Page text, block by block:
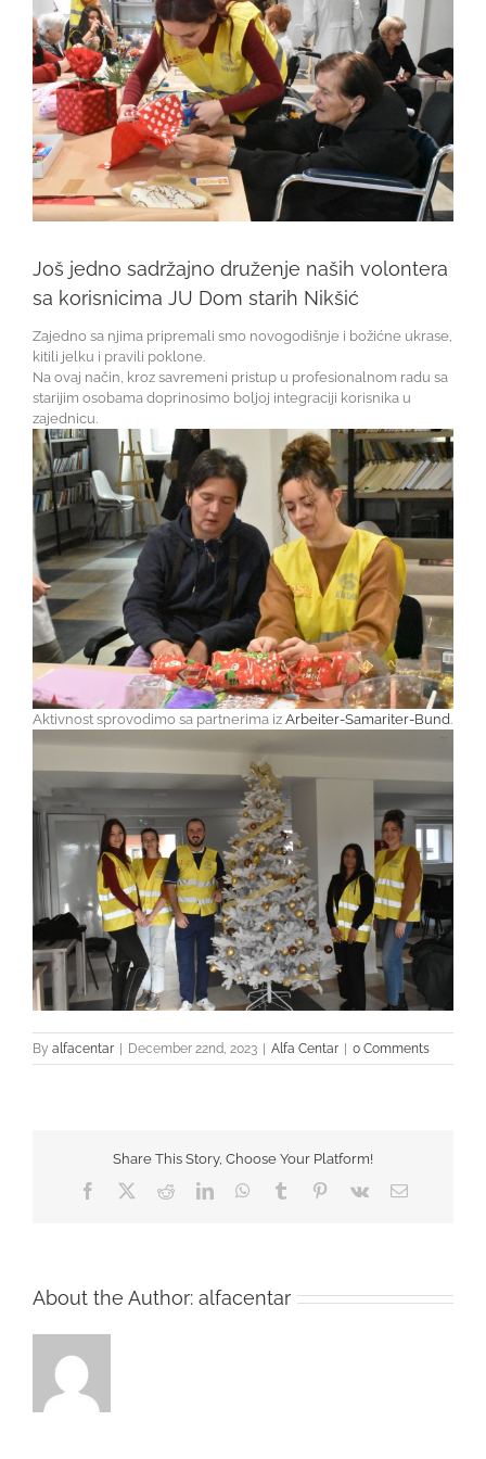
Još jedno sadržajno druženje naših volontera
sa korisnicima JU Dom starih Nikšić
Zajedno sa njima pripremali smo novogodišnje i božićne ukrase,
kitili jelku i pravili poklone.
Na ovaj način, kroz savremeni pristup u profesionalnom radu sa
starijim osobama doprinosimo boljoj integraciji korisnika u
zajednicu.
Aktivnost sprovodimo sa partnerima iz Arbeiter-Samariter-Bund.
By alfacentar December 22nd, 2023 Alfa Centar 0 Comments
Share This Story, Choose Your Platform!
Facebook
TwitterRedditLinkedInWhatsApp
Tumblr Pinterest
Vk Email
About the Author: alfacentar